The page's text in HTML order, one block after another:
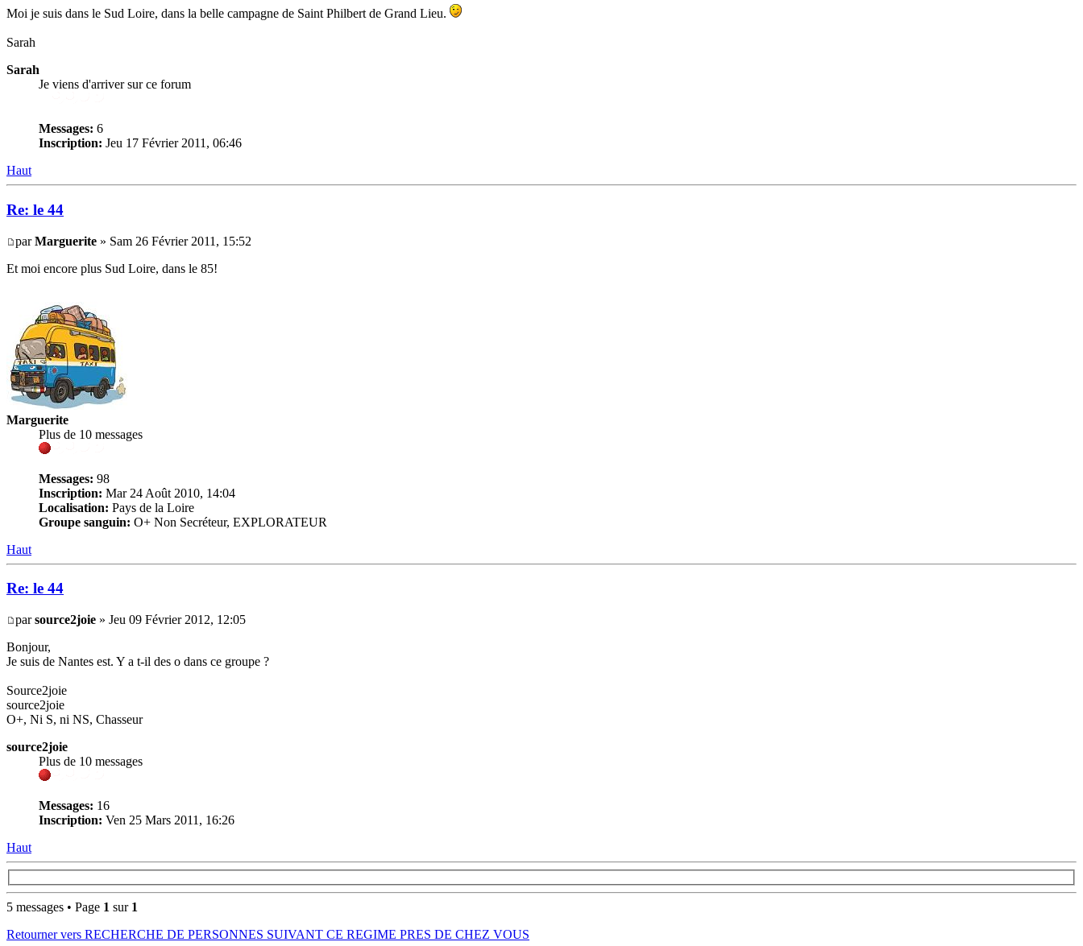
Moi je suis dans le Sud Loire, dans la belle campagne de Saint Philbert de Grand Lieu.
Sarah
Sarah
Je viens d'arriver sur ce forum
Messages: 6
Inscription: Jeu 17 Février 2011, 06:46
Haut
Re: le 44
parMarguerite » Sam 26 Février 2011, 15:52
Et moi encore plus Sud Loire, dans le 85!
Marguerite
Plus de 10 messages
Messages: 98
Inscription: Mar 24 Août 2010, 14:04
Localisation: Pays de la Loire
Groupe sanguin: O+ Non Secréteur, EXPLORATEUR
Haut
Re: le 44
parsource2joie » Jeu 09 Février 2012, 12:05
Bonjour,
Je suis de Nantes est. Y a t-il des o dans ce groupe ?
Source2joie
source2joie
O+, Ni S, ni NS, Chasseur
source2joie
Plus de 10 messages
Messages: 16
Inscription: Ven 25 Mars 2011, 16:26
Haut
5 messages • Page 1 sur 1
Retourner vers RECHERCHE DE PERSONNES SUIVANT CE REGIME PRES DE CHEZ VOUS